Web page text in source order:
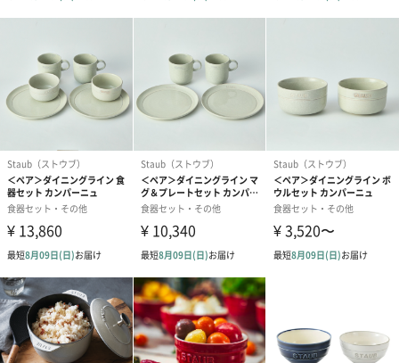
ちろん、他の食器とも相性の良いカラーが特徴です。
電子レンジにも対応しているので、冷めてしまったドリンクの温
め直しも簡単。ゲストのおもてなしはもちろん、普段使いとして
も重宝します。テレワークされている方にもおすすめです。主張
しすぎないカラーで、今お使いいただいている食器との相性も気
にすることなくギフトとして贈ることができます。
ダイニングライン プレート カンパーニュ